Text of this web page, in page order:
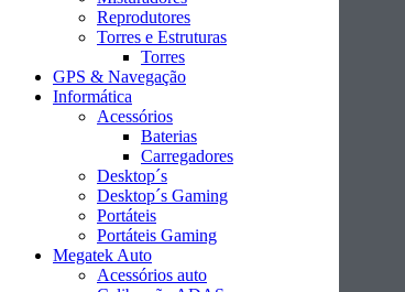
Reprodutores
Torres e Estruturas
Torres
GPS & Navegação
Informática
Acessórios
Baterias
Carregadores
Desktop´s
Desktop´s Gaming
Portáteis
Portáteis Gaming
Megatek Auto
Acessórios auto